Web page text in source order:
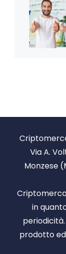
Via A.
Monzese
in
prodotto